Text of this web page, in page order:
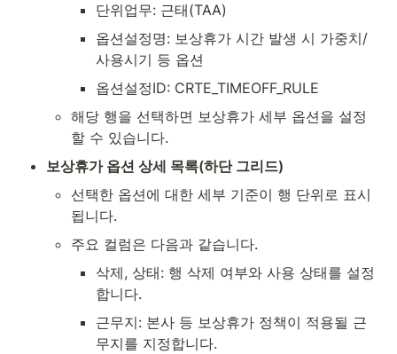
단위업무: 근태(TAA)
옵션설정명: 보상휴가 시간 발생 시 가중치/
사용시기 등 옵션
옵션설정ID: CRTE_TIMEOFF_RULE
해당 행을 선택하면 보상휴가 세부 옵션을 설정
할 수 있습니다.
보상휴가 옵션 상세 목록(하단 그리드)
선택한 옵션에 대한 세부 기준이 행 단위로 표시
됩니다.
주요 컬럼은 다음과 같습니다.
삭제, 상태: 행 삭제 여부와 사용 상태를 설정
합니다.
근무지: 본사 등 보상휴가 정책이 적용될 근
무지를 지정합니다.